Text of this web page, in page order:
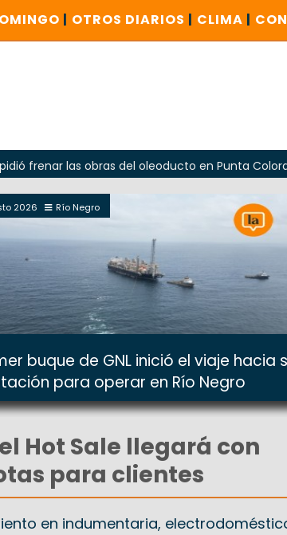
| OTROS DIARIOS | CLIMA |
las obras del oleoducto en Punta Colorada
2026 Río Negro
buque de GNL inició el viaje hacia
para operar en Río Negro
Hot Sale llegará con
para clientes
en indumentaria,